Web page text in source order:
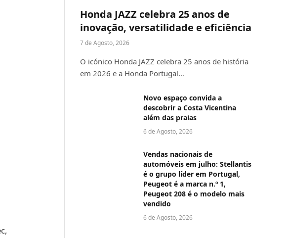
Honda JAZZ celebra 25 anos de
inovação, versatilidade e eficiência
7 de Agosto, 2026
O icónico Honda JAZZ celebra 25 anos de história
em 2026 e a Honda Portugal…
Novo espaço convida a
descobrir a Costa Vicentina
além das praias
6 de Agosto, 2026
Vendas nacionais de
automóveis em julho: Stellantis
é o grupo líder em Portugal,
Peugeot é a marca n.º 1,
Peugeot 208 é o modelo mais
vendido
6 de Agosto, 2026